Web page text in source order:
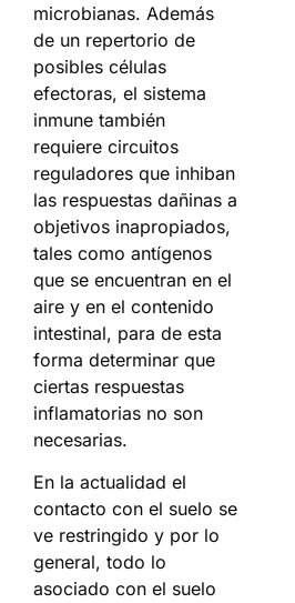
microbianas. Además
de un repertorio de
posibles células
efectoras, el sistema
inmune también
requiere circuitos
reguladores que inhiban
las respuestas dañinas a
objetivos inapropiados,
tales como antígenos
que se encuentran en el
aire y en el contenido
intestinal, para de esta
forma determinar que
ciertas respuestas
inflamatorias no son
necesarias.
En la actualidad el
contacto con el suelo se
ve restringido y por lo
general, todo lo
asociado con el suelo